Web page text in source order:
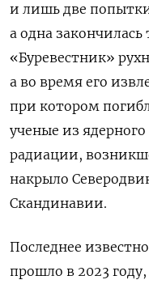
и лишь две
а одна закончилась
«Буревестник»
а во время его
при котором
ученые из
радиации,
накрыло
Скандинавии.
Последнее
прошло в 2023